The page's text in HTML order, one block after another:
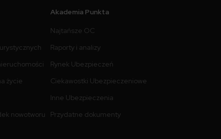
życie
nowotworu
Akademia Punkta
Najtańsze OC
Raporty i analizy
Rynek Ubezpieczeń
Ciekawostki Ubezpieczeniowe
Inne Ubezpieczenia
Przydatne dokumenty